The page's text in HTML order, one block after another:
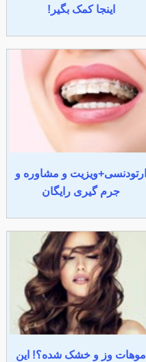
اینجا کمک بگیر!
ارتودنسی+ویزیت و مشاوره و
جرم گیری رایگان
موهات وز و خشک شده؟! این